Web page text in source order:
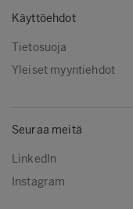
Käyttöehdot
Tietosuoja
Yleiset myyntiehdot
Seuraa meitä
LinkedIn
Instagram